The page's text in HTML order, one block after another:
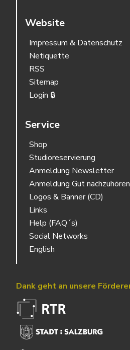
Website
Impressum & Datenschutz
Netiquette
RSS
Sitemap
Login 🔒
Service
Shop
Studioreservierung
Anmeldung Newsletter
Anmeldung Gut
Logos & Banner (CD)
Links
Help (FAQ´s)
Social Networks
English
Dank geht an unsere